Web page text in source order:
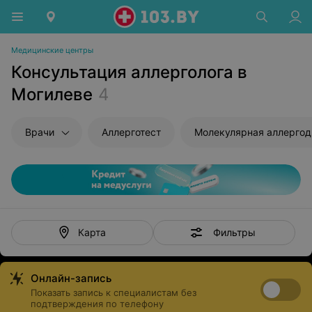
Медицинские центры
Консультация аллерголога в
Могилеве 4
Врачи Аллерготест
Карта Фильтры
Онлайн-запись
Показать запись к специалистам без
подтверждения по телефону